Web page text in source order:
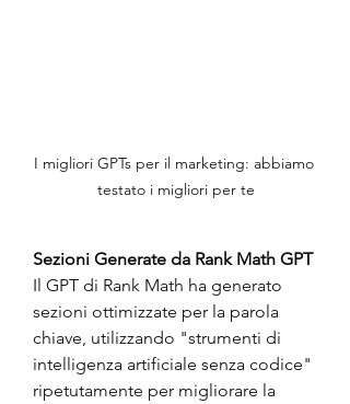
I migliori GPTs per il marketing: abbiamo
testato i migliori per te
Sezioni Generate da Rank Math GPT
Il GPT di Rank Math ha generato
sezioni ottimizzate per la parola
chiave, utilizzando "strumenti di
intelligenza artificiale senza codice"
ripetutamente per migliorare la